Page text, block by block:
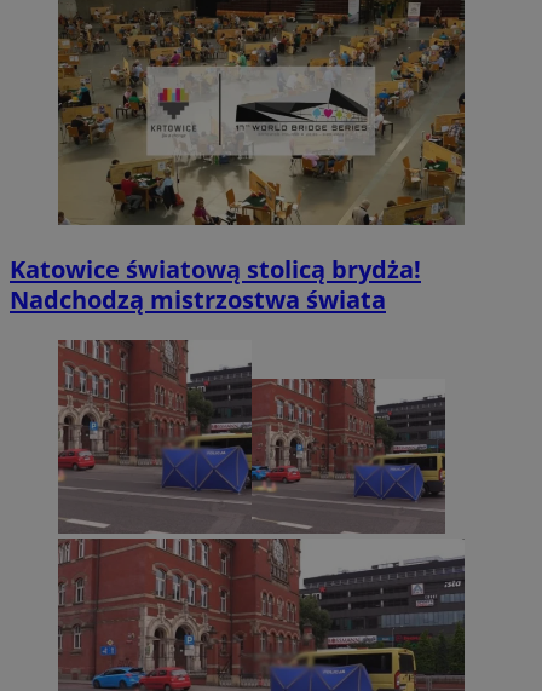
Katowice światową stolicą brydża!
Nadchodzą mistrzostwa świata